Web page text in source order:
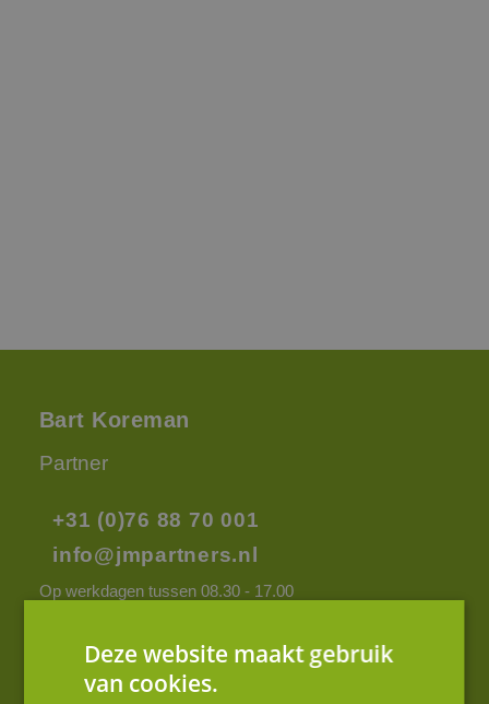
Bart Koreman
Partner
+31 (0)76 88 70 001
info@jmpartners.nl
Op werkdagen tussen 08.30 - 17.00
Contact opnemen
Deze website maakt gebruik
van cookies.